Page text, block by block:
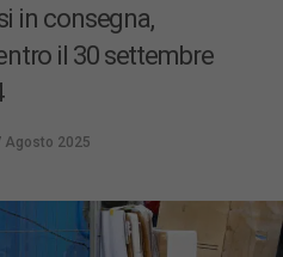
in consegna,
il 30 settembre
Agosto 2025